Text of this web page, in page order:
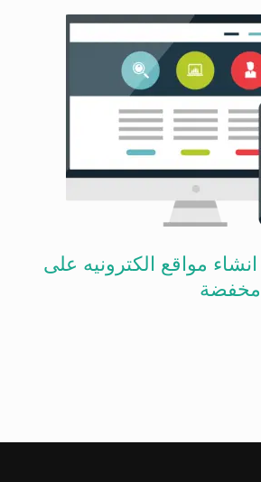
مواقع الكترونيه على
مخفضة